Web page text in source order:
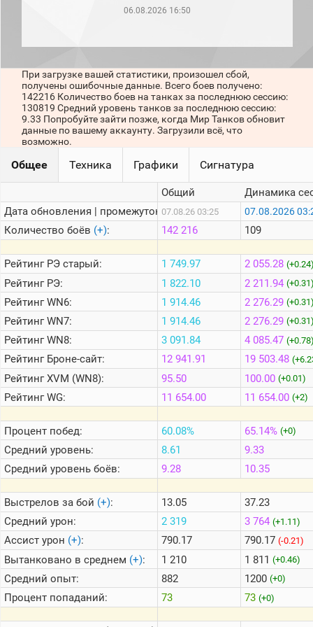
месяц)
игроков
последние
сессии)
1000
стримеров
Информация
Онлайн
Цветовая
шкала
Теlegram
ВК
Портал
Мира
06.08.2026 16:50
При загрузке вашей статистики, произошел сбой,
получены ошибочные данные. Всего боев получено:
142216 Количество боев на танках за последнюю сессию:
130819 Средний уровень танков за последнюю сессию:
9.33 Попробуйте зайти позже, когда Мир Танков обновит
данные по вашему аккаунту. Загрузили всё, что
возможно.
Общее Техника Графики Сигнатура
Дата обновления | промежуток:
Количество боёв (+):
РейтингРЭ старый:
РейтингРЭ:
РейтингWN6:
РейтингWN7:
РейтингWN8:
РейтингБроне-сайт:
РейтингXVM (WN8):
РейтингWG:
Процент побед:
Средний уровень:
Средний уровень боёв:
Выстрелов за бой (+):
Средний урон:
Ассист урон (+):
Вытанковано в среднем (+):
Средний опыт:
Процент попаданий:
Общий
07.08.26 03:25
142 216
1 749.97
1 822.10
1 914.46
1 914.46
3 091.84
12 941.91
95.50
11 654.00
60.08%
8.61
9.28
13.05
2 319
790.17
1 210
882
73
Динамика
07.08.2026
109
2 055.28
2 211.94
2 276.29
2 276.29
4 085.47
19 503.48
100.00 (+0.01)
11 654.00 (+2)
65.14% (+0)
9.33
10.35
37.23
3 764 (+1.11)
790.17 (-0.21)
1 811 (+0.46)
1200 (+0)
73 (+0)